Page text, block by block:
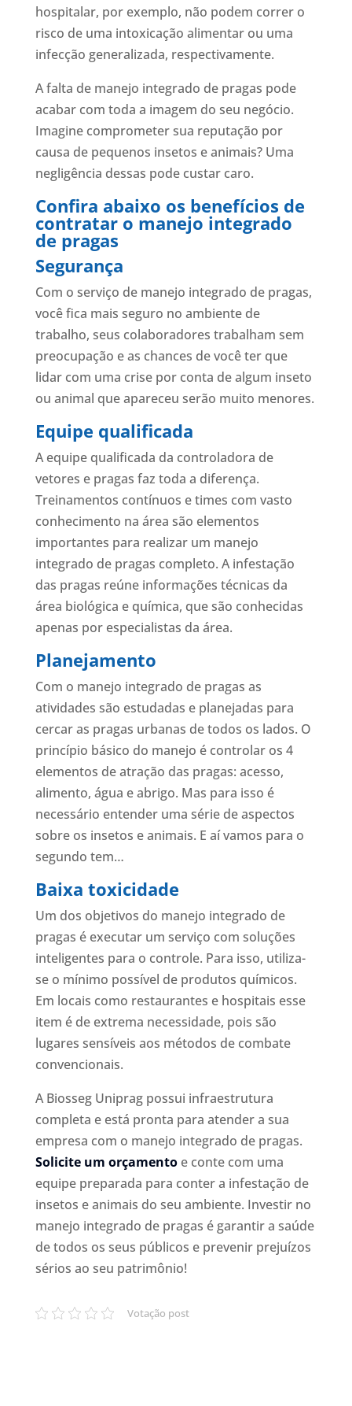
hospitalar, por exemplo, não podem correr o
risco de uma intoxicação alimentar ou uma
infecção generalizada, respectivamente.
A falta de manejo integrado de pragas pode
acabar com toda a imagem do seu negócio.
Imagine comprometer sua reputação por
causa de pequenos insetos e animais? Uma
negligência dessas pode custar caro.
Confira abaixo os benefícios de
contratar o manejo integrado
de pragas
Segurança
Com o serviço de manejo integrado de pragas,
você fica mais seguro no ambiente de
trabalho, seus colaboradores trabalham sem
preocupação e as chances de você ter que
lidar com uma crise por conta de algum inseto
ou animal que apareceu serão muito menores.
Equipe qualificada
A equipe qualificada da controladora de
vetores e pragas faz toda a diferença.
Treinamentos contínuos e times com vasto
conhecimento na área são elementos
importantes para realizar um manejo
integrado de pragas completo. A infestação
das pragas reúne informações técnicas da
área biológica e química, que são conhecidas
apenas por especialistas da área.
Planejamento
Com o manejo integrado de pragas as
atividades são estudadas e planejadas para
cercar as pragas urbanas de todos os lados. O
princípio básico do manejo é controlar os 4
elementos de atração das pragas: acesso,
alimento, água e abrigo. Mas para isso é
necessário entender uma série de aspectos
sobre os insetos e animais. E aí vamos para o
segundo tem…
Baixa toxicidade
Um dos objetivos do manejo integrado de
pragas é executar um serviço com soluções
inteligentes para o controle. Para isso, utiliza-
se o mínimo possível de produtos químicos.
Em locais como restaurantes e hospitais esse
item é de extrema necessidade, pois são
lugares sensíveis aos métodos de combate
convencionais.
A Biosseg Uniprag possui infraestrutura
completa e está pronta para atender a sua
empresa com o manejo integrado de pragas.
Solicite um orçamentoe conte com uma
equipe preparada para conter a infestação de
insetos e animais do seu ambiente. Investir no
manejo integrado de pragas é garantir a saúde
de todos os seus públicos e prevenir prejuízos
sérios ao seu patrimônio!
Votação post